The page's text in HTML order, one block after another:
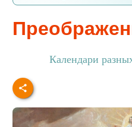
Календари